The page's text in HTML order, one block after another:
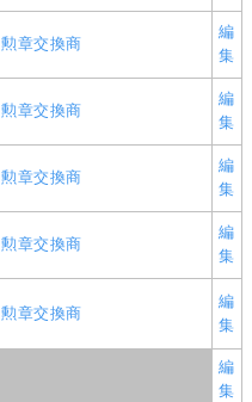
勲章交換商
編
集
勲章交換商
編
集
勲章交換商
編
集
勲章交換商
編
集
勲章交換商
編
集
編
集